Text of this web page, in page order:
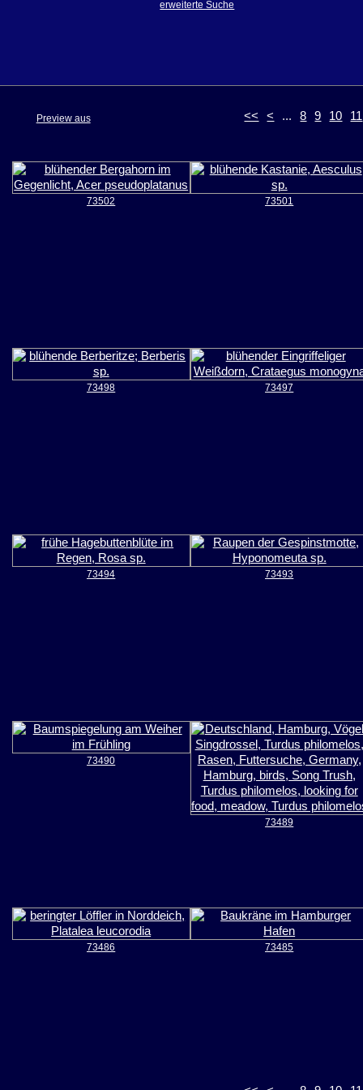
erweiterte Suche
<< < ...8 9 10 11
Preview aus
73502 73501
73498 73497
73494 73493
73490
73489
73486 73485